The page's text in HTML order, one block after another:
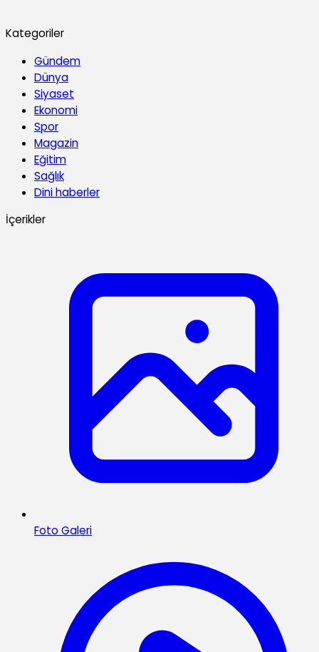
Kategoriler
Gündem
Dünya
Siyaset
Ekonomi
Spor
Magazin
Eğitim
Sağlık
Dini haberler
İçerikler
Foto Galeri